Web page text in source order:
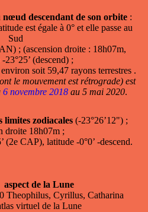
nœud descendant de son orbite:
est égale à 0° et elle passe au
Sud
; (ascension droite : 18h07m,
23°25’ (descend) ;
soit 59,47 rayons terrestres .
le mouvement est rétrograde) est
6 novembre 2018au 5 mai 2020.
limites zodiacales(-23°26’12") ;
droite 18h07m ;
(2e CAP), latitude -0°0’ -descend.
aspect de la Lune
Theophilus, Cyrillus, Catharina
virtuel de la Lune